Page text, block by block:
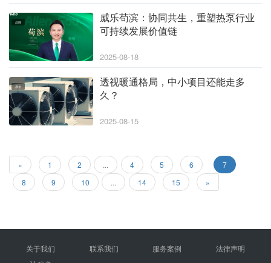
品牌
威乐苟滨：协同共生，重塑热泵行业
可持续发展价值链
2025-08-18
原创
透视暖通格局，中小项目还能走多
久？
2025-08-15
« 1 2 ... 4 5 6
7
8
9 10 ... 14 15 »
关于我们 联系我们 服务案例
法律声明